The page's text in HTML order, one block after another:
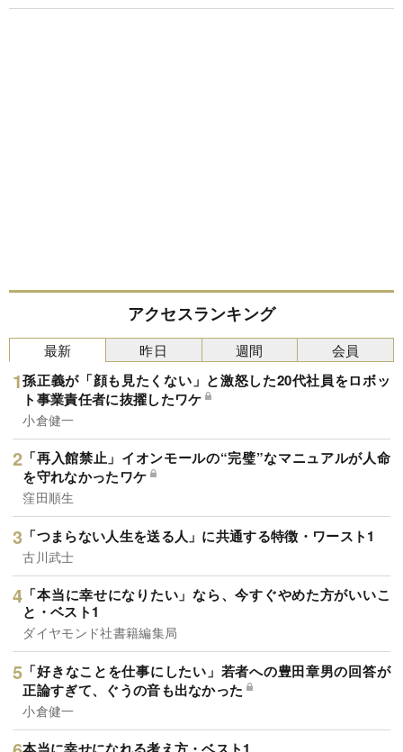
アクセスランキング
最新
孫正義が「顔も見たくない」と激怒した20代社員をロボッ
ト事業責任者に抜擢したワケ
小倉健一
「再入館禁止」イオンモールの“完璧”なマニュアルが人命
を守れなかったワケ
窪田順生
「つまらない人生を送る人」に共通する特徴・ワースト1
古川武士
「本当に幸せになりたい」なら、今すぐやめた方がいいこ
と・ベスト1
ダイヤモンド社書籍編集局
「好きなことを仕事にしたい」若者への豊田章男の回答が
正論すぎて、ぐうの音も出なかった
小倉健一
昨日 週間 会員